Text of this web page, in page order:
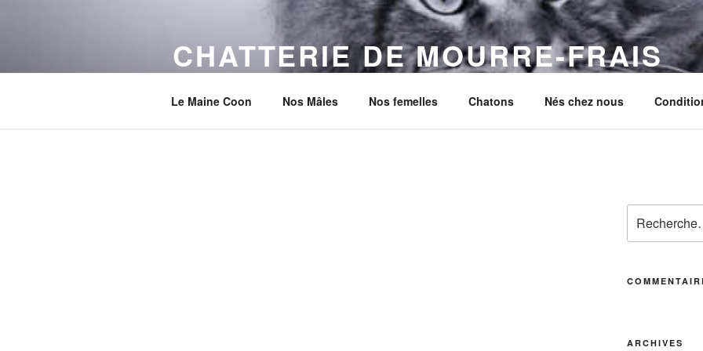
CHATTERIE DE MOURRE-FRAIS
Le Maine Coon Nos Mâles Nos femelles Chatons Nés chez nous
pour
:
ARCHIVES